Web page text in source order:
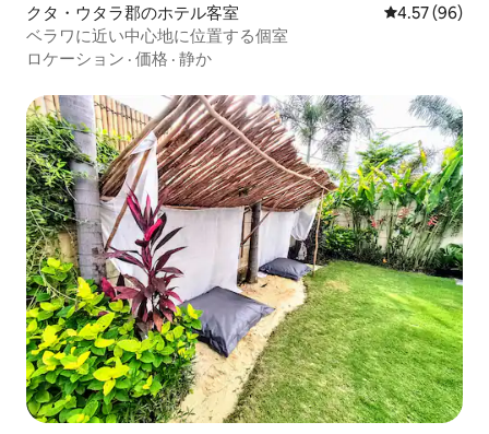
クタ・ウタラ郡のホテル客室 レビュー96
4.57 (96)
ベラワに近い中心地に位置する個室
ロケーション · 価格 · 静か